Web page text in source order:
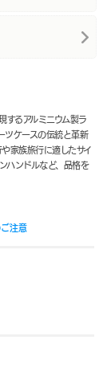
するアルミニウム製ラ
ツケースの伝統と革新
家族旅行に適したサイ
ハンドルなど、品格を
注意